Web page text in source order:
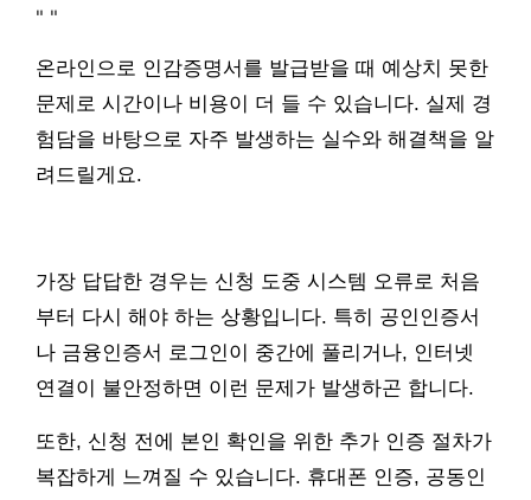
" "
온라인으로 인감증명서를 발급받을 때 예상치 못한
문제로 시간이나 비용이 더 들 수 있습니다. 실제 경
험담을 바탕으로 자주 발생하는 실수와 해결책을 알
려드릴게요.
가장 답답한 경우는 신청 도중 시스템 오류로 처음
부터 다시 해야 하는 상황입니다. 특히 공인인증서
나 금융인증서 로그인이 중간에 풀리거나, 인터넷
연결이 불안정하면 이런 문제가 발생하곤 합니다.
또한, 신청 전에 본인 확인을 위한 추가 인증 절차가
복잡하게 느껴질 수 있습니다. 휴대폰 인증, 공동인